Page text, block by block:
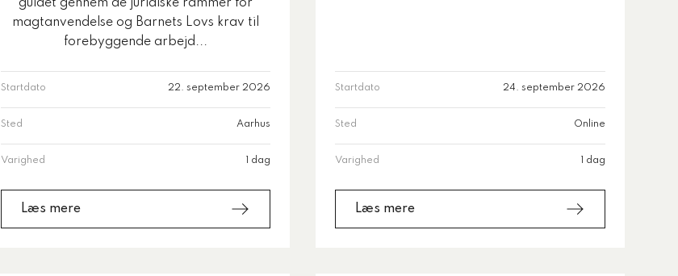
guidet gennem de juridiske rammer for
magtanvendelse og Barnets Lovs krav til
forebyggende arbejd...
Startdato 22. september 2026
Sted Aarhus
Varighed 1 dag
Læs mere
Startdato 24. september 2026
Sted Online
Varighed 1 dag
Læs mere